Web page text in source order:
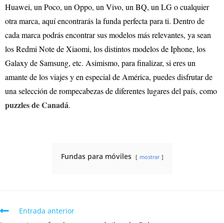
Huawei, un Poco, un Oppo, un Vivo, un BQ, un LG o cualquier
otra marca, aquí encontrarás la funda perfecta para ti. Dentro de
cada marca podrás encontrar sus modelos más relevantes, ya sean
los Redmi Note de Xiaomi, los distintos modelos de Iphone, los
Galaxy de Samsung, etc. Asimismo, para finalizar, si eres un
amante de los viajes y en especial de América, puedes disfrutar de
una selección de rompecabezas de diferentes lugares del país, como
puzzles de Canadá.
Fundas para móviles mostrar
Entrada anterior